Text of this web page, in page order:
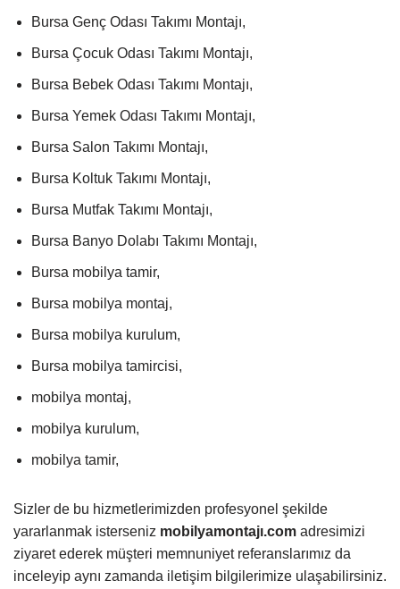
Bursa Genç Odası Takımı Montajı,
Bursa Çocuk Odası Takımı Montajı,
Bursa Bebek Odası Takımı Montajı,
Bursa Yemek Odası Takımı Montajı,
Bursa Salon Takımı Montajı,
Bursa Koltuk Takımı Montajı,
Bursa Mutfak Takımı Montajı,
Bursa Banyo Dolabı Takımı Montajı,
Bursa mobilya tamir,
Bursa mobilya montaj,
Bursa mobilya kurulum,
Bursa mobilya tamircisi,
mobilya montaj,
mobilya kurulum,
mobilya tamir,
Sizler de bu hizmetlerimizden profesyonel şekilde
yararlanmak isterseniz mobilyamontajı.com adresimizi
ziyaret ederek müşteri memnuniyet referanslarımız da
inceleyip aynı zamanda iletişim bilgilerimize ulaşabilirsiniz.